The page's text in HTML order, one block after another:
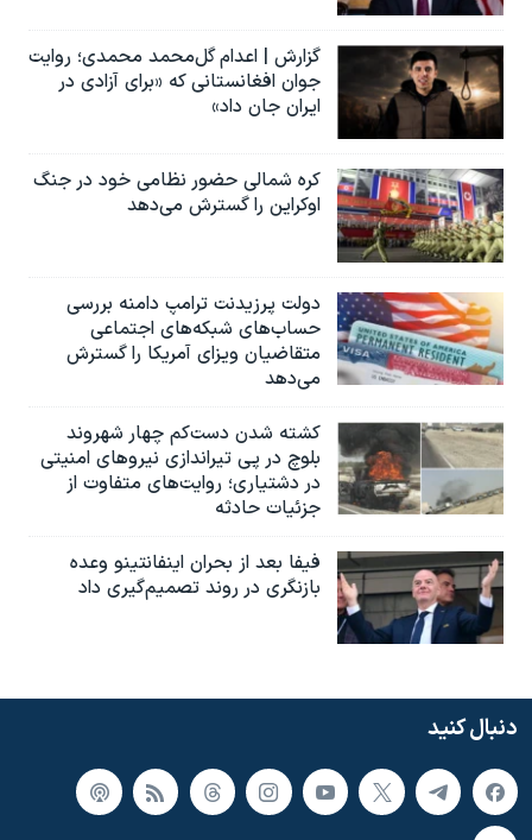
گزارش | اعدام گل‌محمد محمدی؛ روایت
جوان افغانستانی که «برای آزادی در
ایران جان داد»
کره شمالی حضور نظامی خود در جنگ
اوکراین را گسترش می‌دهد
دولت پرزیدنت ترامپ دامنه بررسی
حساب‌های شبکه‌های اجتماعی
متقاضیان ویزای آمریکا را گسترش
می‌دهد
کشته شدن دست‌کم چهار شهروند
بلوچ در پی تیراندازی نیروهای امنیتی
در دشتیاری؛ روایت‌های متفاوت از
جزئیات حادثه
فیفا بعد از بحران اینفانتینو وعده
بازنگری در روند تصمیم‌گیری داد
دنبال کنید